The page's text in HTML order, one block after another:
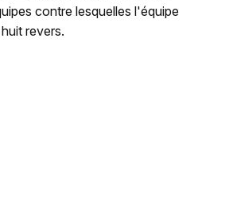
contre lesquelles l'équipe
revers.